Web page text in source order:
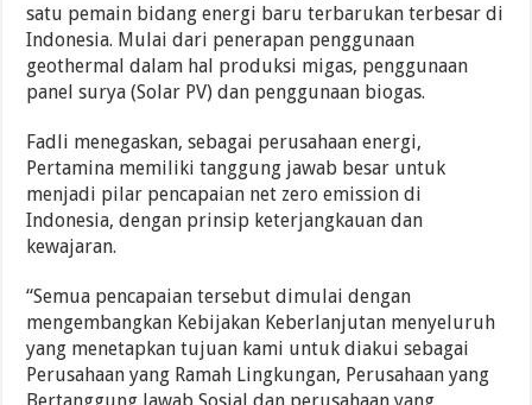
satu pemain bidang energi baru terbarukan terbesar di
Indonesia. Mulai dari penerapan penggunaan
geothermal dalam hal produksi migas, penggunaan
panel surya (Solar PV) dan penggunaan biogas.
Fadli menegaskan, sebagai perusahaan energi,
Pertamina memiliki tanggung jawab besar untuk
menjadi pilar pencapaian net zero emission di
Indonesia, dengan prinsip keterjangkauan dan
kewajaran.
“Semua pencapaian tersebut dimulai dengan
mengembangkan Kebijakan Keberlanjutan menyeluruh
yang menetapkan tujuan kami untuk diakui sebagai
Perusahaan yang Ramah Lingkungan, Perusahaan yang